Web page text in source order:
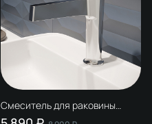
Смеситель для раковины
STWORKI Аулум S06010CR